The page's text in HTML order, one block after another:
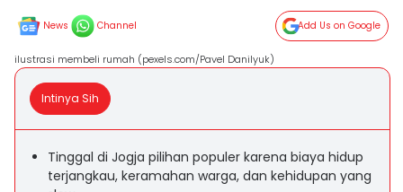
News Channel Add Us on Google
ilustrasi membeli rumah (pexels.com/Pavel Danilyuk)
Intinya Sih
Tinggal di Jogja pilihan populer karena biaya hidup
terjangkau, keramahan warga, dan kehidupan yang